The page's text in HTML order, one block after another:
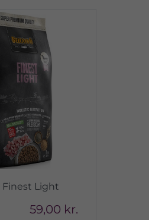
Finest Light
59,00 kr.